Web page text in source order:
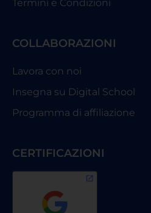
Termini e Condizioni
COLLABORAZIONI
Lavora con noi
Insegna su Digital School
Programma di affiliazione
CERTIFICAZIONI